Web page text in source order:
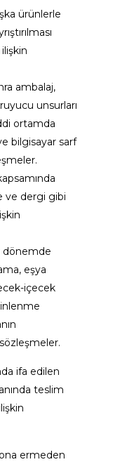
ürünlerle
ambalaj,
unsurları
ortamda
bilgisayar sarf
ve dergi gibi
dönemde
eşya
içecek
ifa edilen
teslim
ermeden